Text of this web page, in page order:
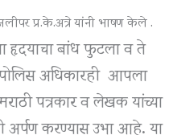
प्र.के.अत्रे यांनी भाषण केले .
हृदयाचा बांध फुटला व ते
अधिकारही आपला
पत्रकार व लेखक यांच्या